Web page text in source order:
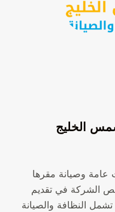
الخليج
وصيانة مقرها
الشركة في تقديم
النظافة والصيانة